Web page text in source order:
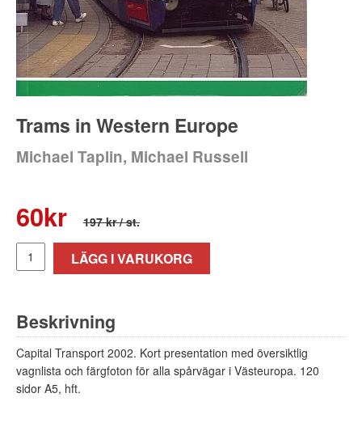
Trams in Western Europe
Michael Taplin, Michael Russell
60kr 197 kr/ st.
LÄGG I VARUKORG
Beskrivning
Capital Transport 2002. Kort presentation med översiktlig
vagnlista och färgfoton för alla spårvägar i Västeuropa. 120
sidor A5, hft.